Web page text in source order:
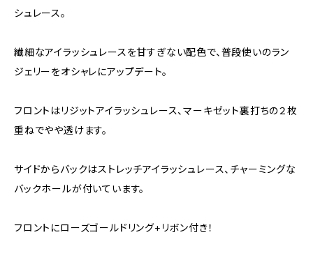
シュレース。
繊細なアイラッシュレースを甘すぎない配色で、普段使いのラン
ジェリーをオシャレにアップデート。
フロントはリジットアイラッシュレース、マーキゼット裏打ちの２枚
重ねでやや透けます。
サイドからバックはストレッチアイラッシュレース、チャーミングな
バックホールが付いています。
フロントにローズゴールドリング+リボン付き！